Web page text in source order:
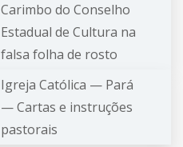
Carimbo do Conselho
Estadual de Cultura na
falsa folha de rosto
Igreja Católica — Pará
—Cartas e instruções
pastorais